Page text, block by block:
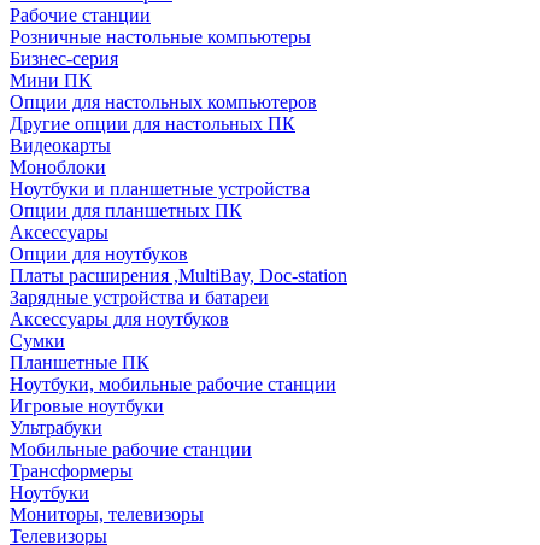
Рабочие станции
Розничные настольные компьютеры
Бизнес-серия
Мини ПК
Опции для настольных компьютеров
Другие опции для настольных ПК
Видеокарты
Моноблоки
Ноутбуки и планшетные устройства
Опции для планшетных ПК
Аксессуары
Опции для ноутбуков
Платы расширения ,MultiBay, Doc-station
Зарядные устройства и батареи
Аксессуары для ноутбуков
Сумки
Планшетные ПК
Ноутбуки, мобильные рабочие станции
Игровые ноутбуки
Ультрабуки
Мобильные рабочие станции
Трансформеры
Ноутбуки
Мониторы, телевизоры
Телевизоры